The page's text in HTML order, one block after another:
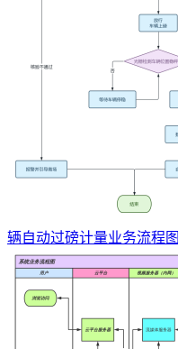
辆自动过磅计量业务流程图